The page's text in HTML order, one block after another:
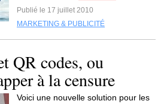
Publié le 17 juillet 2010
MARKETING & PUBLICITÉ
QR codes, ou
à la censure
Voici une nouvelle solution pour les